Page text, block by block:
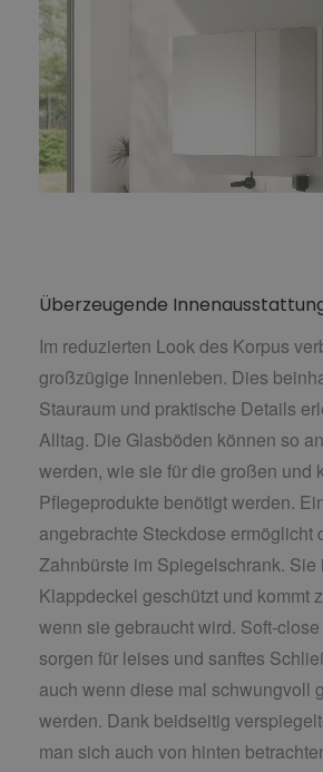
Überzeugende
Im reduzierten Look des Korpus
großzügige Innenleben. Dies
Stauraum und praktische Details
Alltag. Die Glasböden können so
werden, wie sie für die großen und
Pflegeprodukte benötigt werden.
angebrachte Steckdose ermöglicht
Zahnbürste im Spiegelschrank. Sie
Klappdeckel geschützt und kommt
wenn sie gebraucht wird. Soft-
sorgen für leises und sanftes
auch wenn diese mal schwungvoll
werden. Dank beidseitig
man sich auch von hinten